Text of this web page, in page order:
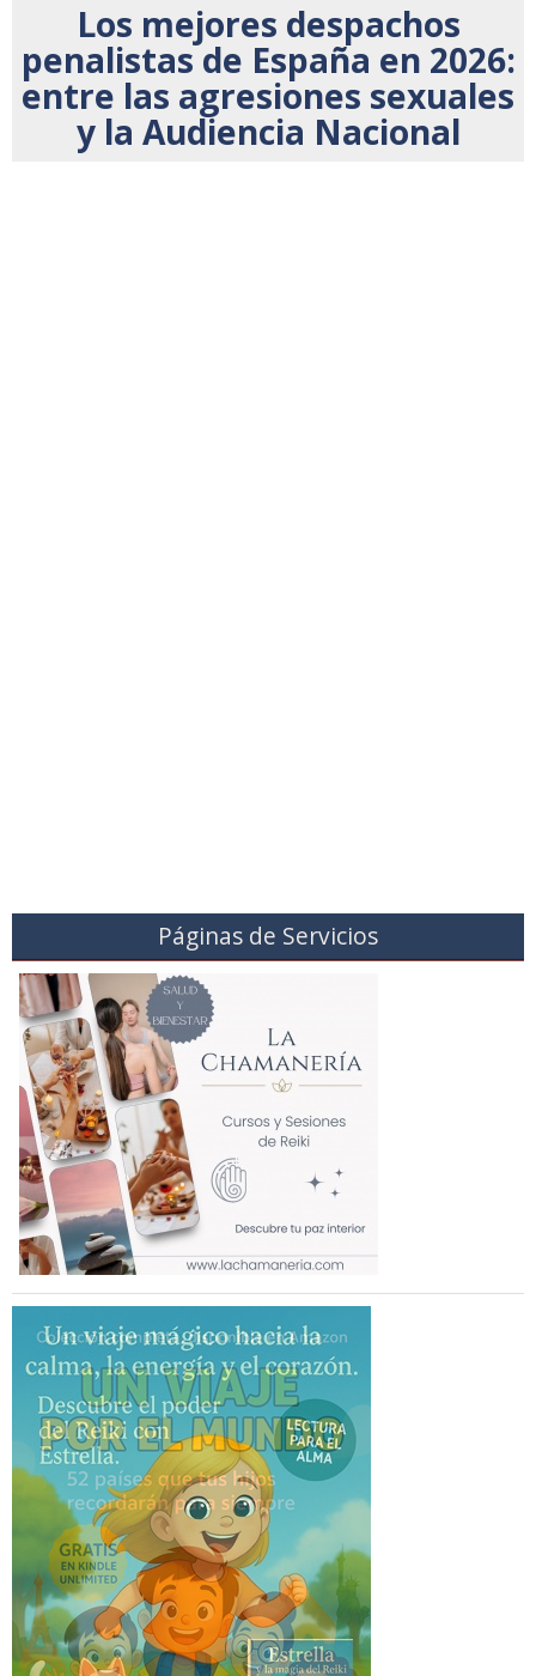
Los mejores despachos
penalistas de España en 2026:
entre las agresiones sexuales
y la Audiencia Nacional
Páginas de Servicios